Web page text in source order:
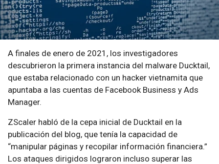
A finales de enero de 2021, los investigadores
descubrieron la primera instancia del malware Ducktail,
que estaba relacionado con un hacker vietnamita que
apuntaba a las cuentas de Facebook Business y Ads
Manager.
ZScaler habló de la cepa inicial de Ducktail en la
publicación del blog, que tenía la capacidad de
“manipular páginas y recopilar información financiera.”
Los ataques dirigidos lograron incluso superar las